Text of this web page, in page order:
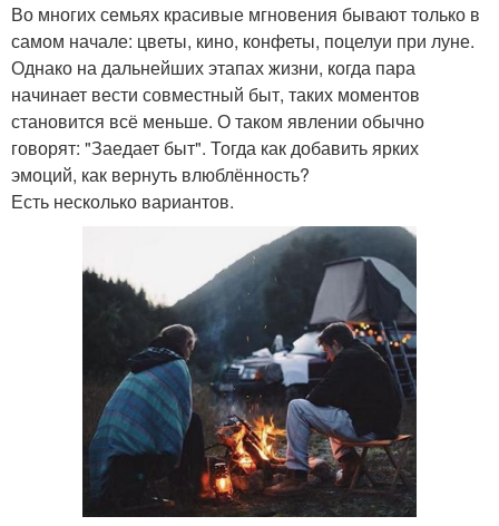
Во многих семьях красивые мгновения бывают только в
самом начале: цветы, кино, конфеты, поцелуи при луне.
Однако на дальнейших этапах жизни, когда пара
начинает вести совместный быт, таких моментов
становится всё меньше. О таком явлении обычно
говорят: "Заедает быт". Тогда как добавить ярких
эмоций, как вернуть влюблённость?
Есть несколько вариантов.